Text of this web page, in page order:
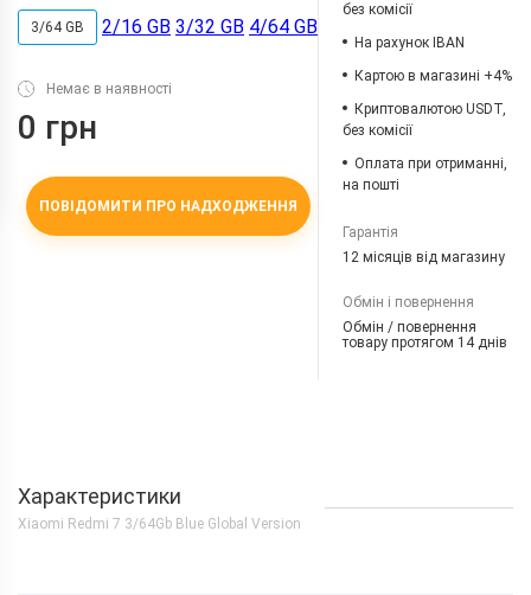
3/64 GB 2/16 GB 3/32 GB 4/64 GB
Немає в наявності
0 грн
ПОВІДОМИТИ ПРО НАДХОДЖЕННЯ
без комісії
На рахунок IBAN
Картою в магазині +4%
Криптовалютою USDT,
без комісії
Оплата при отриманні,
на пошті
Гарантія
12 місяців від магазину
Обмін і повернення
Обмін / повернення
товару протягом 14 днів
Характеристики
Xiaomi Redmi 7 3/64Gb Blue Global Version